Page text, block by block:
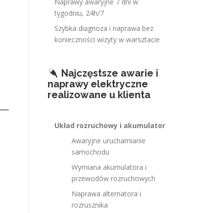
tygodniu, 24h/7
Szybka diagnoza i naprawa bez
konieczności wizyty w warsztacie
Najczęstsze awarie i
naprawy elektryczne
realizowane u klienta
Układ rozruchowy i akumulator
Awaryjne uruchamianie
samochodu
Wymiana akumulatora i
przewodów rozruchowych
Naprawa alternatora i
rozrusznika